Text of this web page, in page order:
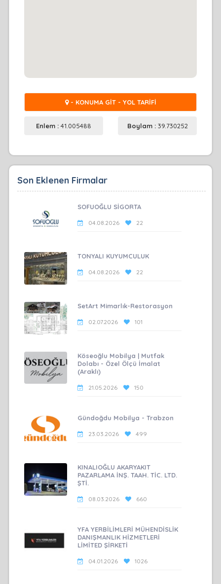
- KONUMA GİT - YOL TARİFİ
Enlem :41.005488 Boylam : 39.730252
Son Eklenen Firmalar
SOFUOĞLU SİGORTA
04.08.2026 22
TONYALI KUYUMCULUK
04.08.2026 22
SetArt Mimarlık-Restorasyon
02.07.2026 101
Köseoğlu Mobilya | Mutfak
Dolabı - Özel Ölçü İmalat
(Araklı)
21.05.2026 150
Gündoğdu Mobilya - Trabzon
23.03.2026 499
KINALIOĞLU AKARYAKIT
PAZARLAMA İNŞ. TAAH. TİC. LTD.
ŞTİ.
08.03.2026 660
YFA YERBİLİMLERİ MÜHENDİSLİK
DANIŞMANLIK HİZMETLERİ
LİMİTED ŞİRKETİ
04.01.2026 1026